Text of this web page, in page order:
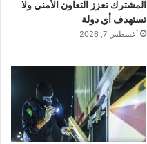
المشترك تعزز التعاون الأمني ولا
تستهدف أي دولة
أغسطس 7, 2026